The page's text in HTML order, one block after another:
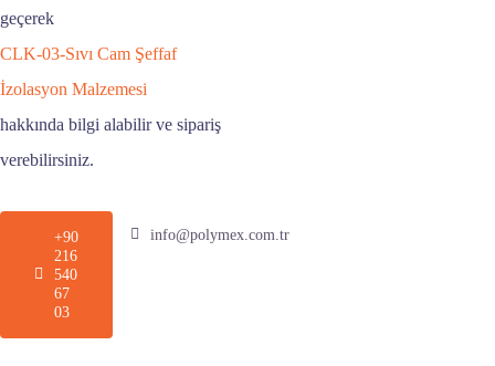
geçerek
CLK-03-Sıvı Cam Şeffaf
İzolasyon Malzemesi
hakkında bilgi alabilir ve sipariş
verebilirsiniz.
+90
216
540
67
03
info@polymex.com.tr